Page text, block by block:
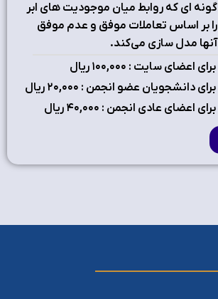
گونه ای که روابط میان موجودیت های ابر
را بر اساس تعاملات موفق و عدم موفق
آنها مدل سازی می‌کند.
برای اعضای سایت : ۱٠٠,٠٠٠ ریال
برای دانشجویان عضو انجمن : ۲٠,٠٠٠ ریال
برای اعضای عادی انجمن : ۴٠,٠٠٠ ریال